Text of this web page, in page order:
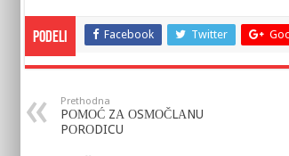
Podeli Facebook Twitter
Prethodna
PОМОĆ ZА ОSМОČLАNU
PОRОDICU